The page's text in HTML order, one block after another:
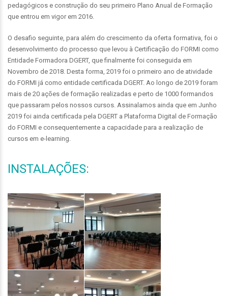
pedagógicos e construção do seu primeiro Plano Anual de Formação
que entrou em vigor em 2016.
O desafio seguinte, para além do crescimento da oferta formativa, foi o
desenvolvimento do processo que levou à Certificação do FORMI como
Entidade Formadora DGERT, que finalmente foi conseguida em
Novembro de 2018. Desta forma, 2019 foi o primeiro ano de atividade
do FORMI já como entidade certificada DGERT. Ao longo de 2019 foram
mais de 20 ações de formação realizadas e perto de 1000 formandos
que passaram pelos nossos cursos. Assinalamos ainda que em Junho
2019 foi ainda certificada pela DGERT a Plataforma Digital de Formação
do FORMI e consequentemente a capacidade para a realização de
cursos em e-learning.
INSTALAÇÕES: